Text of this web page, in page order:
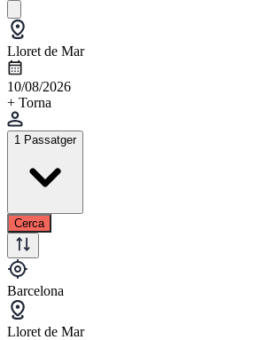
Lloret de Mar
10/08/2026
+ Torna
1 Passatger
Cerca
Barcelona
Lloret de Mar